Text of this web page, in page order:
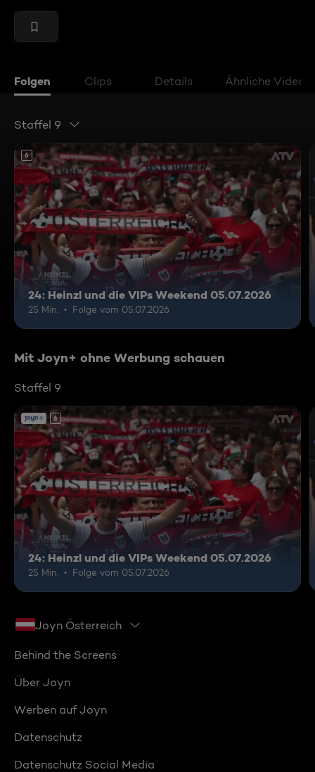
Folgen Clips Details Ähnliche Videos
Staffel 9
6
24: Heinzl und die VIPs Weekend 05.07.2026
25 Min. Folge vom 05.07.2026
Mit Joyn+ ohne Werbung schauen
Staffel 9
6
24: Heinzl und die VIPs Weekend 05.07.2026
25 Min. Folge vom 05.07.2026
Joyn Österreich
Behind the Screens
Über Joyn
Werben auf Joyn
Datenschutz
Datenschutz Social Media